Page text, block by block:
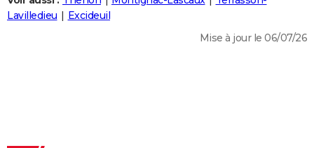
Destinations
City break
Voyage nature
Voyage de noces
Forum
Climat
+
PHOTO
Lavilledieu
Excideuil
Mise à jour le 06/07/26